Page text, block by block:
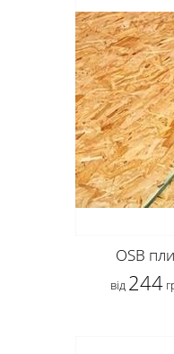
OSB
від 244